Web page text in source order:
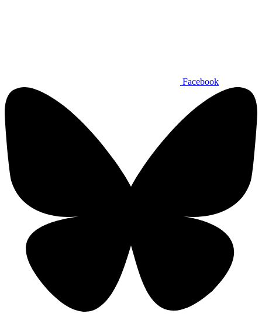
Facebook